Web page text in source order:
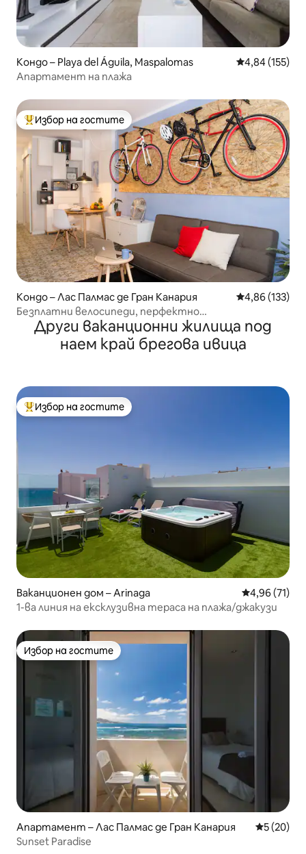
Кондо – Playa del Águila, Maspalomas Средна
4,84 (155)
Апартамент на плажа
Най-популярен избор на гостите
Избор на гостите
Кондо – Лас Палмас де Гран Канария Средна
4,86 (133)
Безплатни велосипеди, перфектно
местоположение на★ плажа ★Лас Кантерас
Други ваканционни жилища под
наем край брегова ивица
Най-популярен избор на гостите
Избор на гостите
Ваканционен дом – Arinaga Средна
4,96 (71)
1-ва линия на ексклузивна тераса на плажа/джакузи
Избор на гостите
Избор на гостите
Апартамент – Лас Палмас де Гран Канария Средна
5 (20)
Sunset Paradise